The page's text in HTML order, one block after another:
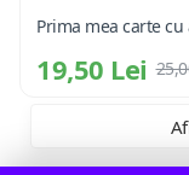
Prima mea carte
19,50 Lei